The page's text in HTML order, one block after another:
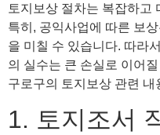
토지보상 절차는 복잡하고
특히, 공익사업에 따른 보
을 미칠 수 있습니다. 따라
의 실수는 큰 손실로 이어
구로구의 토지보상 관련
1. 토지조서